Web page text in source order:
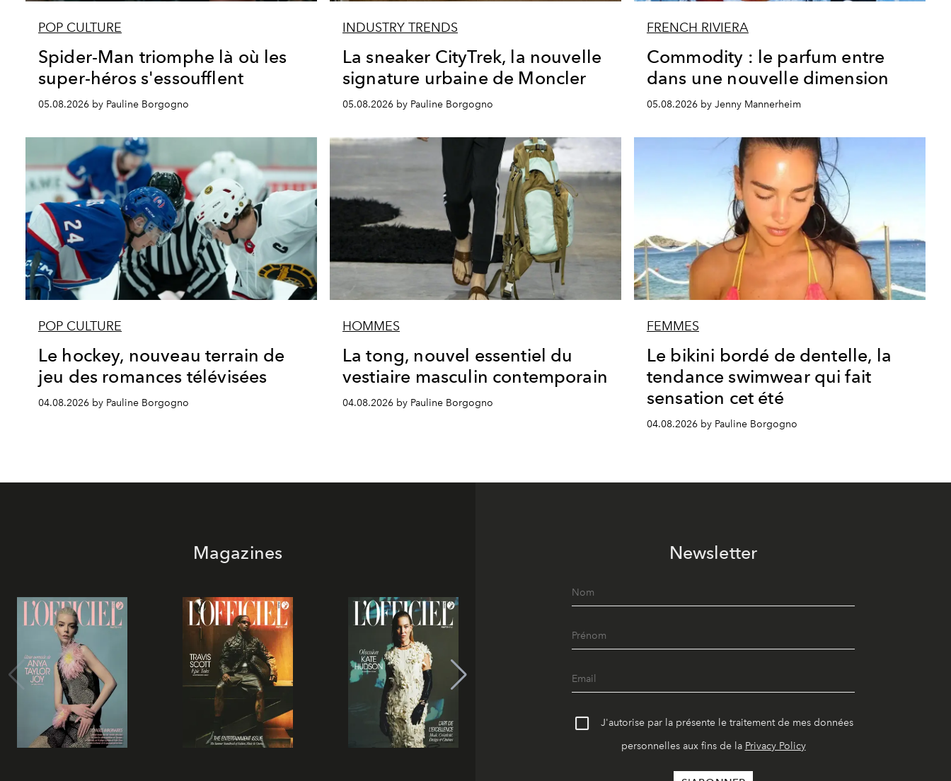
POP CULTURE
Spider-Man triomphe là où les
super-héros s'essoufflent
05.08.2026 by Pauline Borgogno
INDUSTRY TRENDS
La sneaker CityTrek, la nouvelle
signature urbaine de Moncler
05.08.2026 by Pauline Borgogno
FRENCH RIVIERA
Commodity : le parfum entre
dans une nouvelle dimension
05.08.2026 by Jenny Mannerheim
POP CULTURE
Le hockey, nouveau terrain de
jeu des romances télévisées
04.08.2026 by Pauline Borgogno
HOMMES
La tong, nouvel essentiel du
vestiaire masculin contemporain
04.08.2026 by Pauline Borgogno
FEMMES
Le bikini bordé de dentelle, la
tendance swimwear qui fait
sensation cet été
04.08.2026 by Pauline Borgogno
Magazines Newsletter
J'autorise par la présente le traitement de mes données
personnelles aux fins de la Privacy Policy